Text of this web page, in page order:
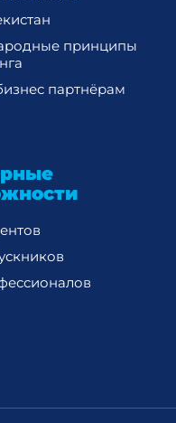
принципы
партнёрам